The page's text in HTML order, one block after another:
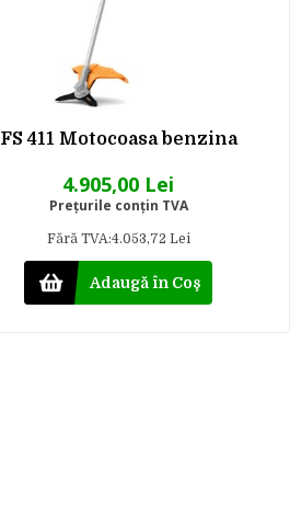
FS 411 Motocoasa benzina
4.905,00 Lei
Preţurile conţin TVA
Fără TVA:4.053,72 Lei
Adaugă în Coş